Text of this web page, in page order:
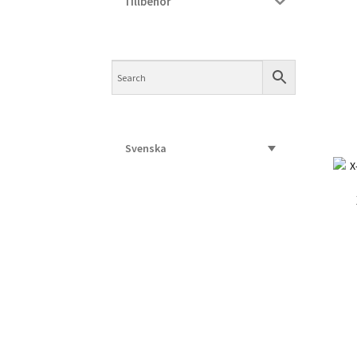
Svenska